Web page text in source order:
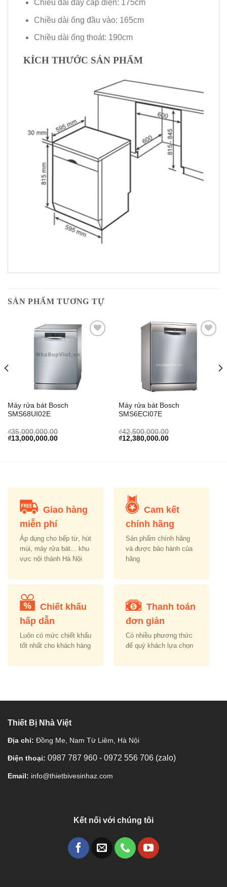
Chiều dài dây cấp điện: 175cm
Chiều dài ống đầu vào: 165cm
Chiều dài ống thoát: 190cm
KÍCH THƯỚC SẢN PHẨM
SẢN PHẨM TƯƠNG TỰ
Máy rửa bát Bosch
SMS68UI02E
₫35,000,000.00
Original
₫13,000,000.00Current
Máy rửa bát Bosch
SMS6ECI07E
₫42,500,000.00
Original
₫12,380,000.00Current
Giao hàng
miễn phí
Áp dụng cho bếp từ, hút
mùi, máy rửa bát... khu
vực nội thành Hà Nội
Cam kết
chính hãng
Sản phẩm chính hãng
và được bảo hành của
hãng
Chiết khấu
hấp dẫn
Luôn có mức chiết khấu
tốt nhất cho khách hàng
Thanh toán
đơn giản
Có nhiều phương thức
để quý khách lựa chọn
Thiết Bị Nhà Việt
Địa chỉ: Đồng Me, Nam Từ Liêm, Hà Nội
Điện thoại: 0987 787 960 - 0972 556 706 (zalo)
Email: info@thietbivesinhaz.com
Kết nối với chúng tôi